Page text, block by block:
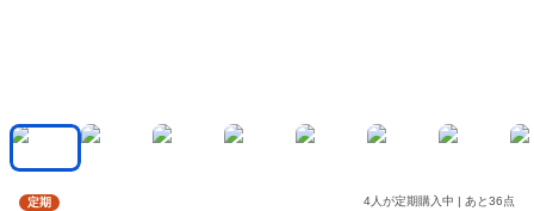
定期 4人が定期購入中 | あと36点